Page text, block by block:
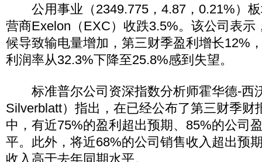
公用事业（2349.775，4.87，0.21%）板
营商Exelon（EXC）收跌3.5%。该公司表示
候导致输电量增加，第三财季盈利增长12%
利润率从32.3%下降至25.8%感到失望。
标准普尔公司资深指数分析师霍华德-西
Silverblatt）指出，在已经公布了第三财季财
中，有近75%的盈利超出预期、85%的公司
平。此外，将近68%的公司销售收入超出预
收入高于去年同期水平。